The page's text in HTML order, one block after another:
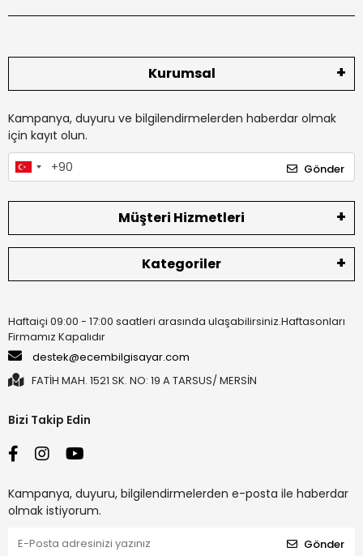
Kurumsal
Kampanya, duyuru ve bilgilendirmelerden haberdar olmak
için kayıt olun.
Gönder
Müşteri Hizmetleri
Kategoriler
Haftaiçi 09:00 - 17:00 saatleri arasında ulaşabilirsiniz.Haftasonları
Firmamız Kapalıdır
destek@ecembilgisayar.com
FATİH MAH. 1521 SK. NO: 19 A TARSUS/ MERSİN
Bizi Takip Edin
Kampanya, duyuru, bilgilendirmelerden e-posta ile haberdar
olmak istiyorum.
Gönder